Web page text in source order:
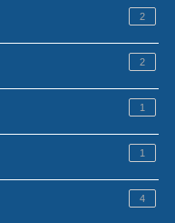
2
2
1
1
4